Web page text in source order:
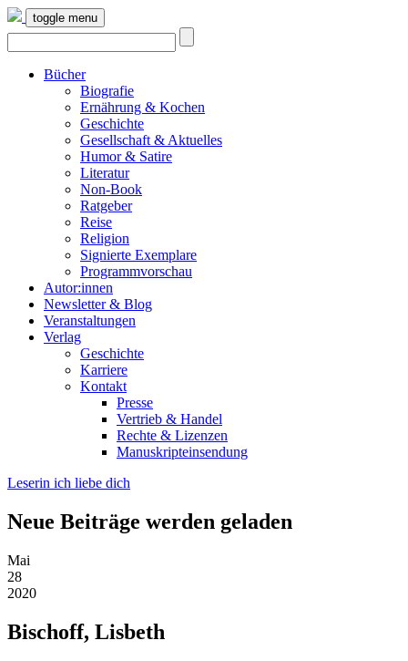
toggle menu
Bücher
Biografie
Ernährung & Kochen
Geschichte
Gesellschaft & Aktuelles
Humor & Satire
Literatur
Non-Book
Ratgeber
Reise
Religion
Signierte Exemplare
Programmvorschau
Autor:innen
Newsletter & Blog
Veranstaltungen
Verlag
Geschichte
Karriere
Kontakt
Presse
Vertrieb & Handel
Rechte & Lizenzen
Manuskripteinsendung
Leserin ich liebe dich
Neue Beiträge werden geladen
Mai
28
2020
Bischoff, Lisbeth